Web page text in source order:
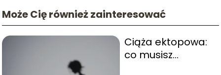
Może Cię również zainteresować
Ciąża ektopowa:
co musisz